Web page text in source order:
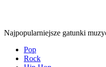
Najpopularniejsze gatunki
Pop
Rock